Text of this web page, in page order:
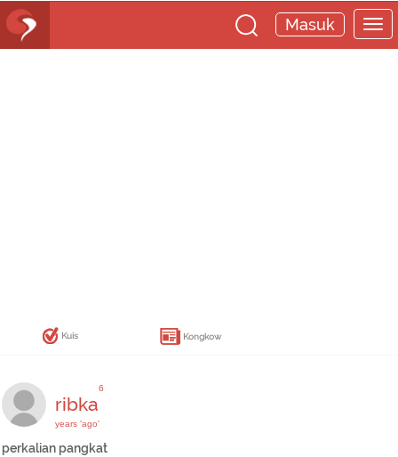
Masuk
Kuis Kongkow
ribka
6
years 'ago'
perkalian pangkat